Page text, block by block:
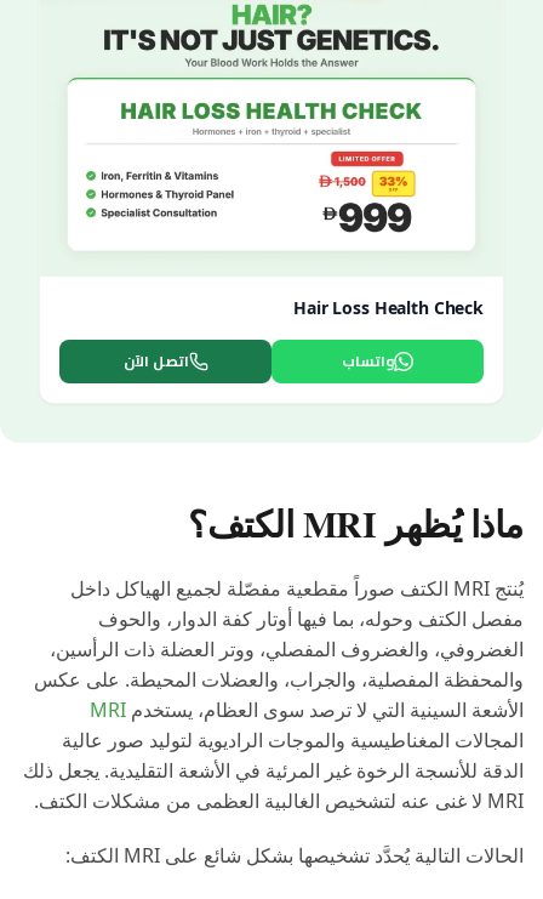
Hair Loss Health Check
واتساب اتصل الآن
ماذا يُظهر MRI الكتف؟
يُنتج MRI الكتف صوراً مقطعية مفصّلة لجميع الهياكل داخل
مفصل الكتف وحوله، بما فيها أوتار كفة الدوار، والحوف
الغضروفي، والغضروف المفصلي، ووتر العضلة ذات الرأسين،
والمحفظة المفصلية، والجراب، والعضلات المحيطة. على عكس
الأشعة السينية التي لا ترصد سوى العظام، يستخدم MRI
المجالات المغناطيسية والموجات الراديوية لتوليد صور عالية
الدقة للأنسجة الرخوة غير المرئية في الأشعة التقليدية. يجعل ذلك
MRI لا غنى عنه لتشخيص الغالبية العظمى من مشكلات الكتف.
الحالات التالية يُحدَّد تشخيصها بشكل شائع على MRI الكتف: